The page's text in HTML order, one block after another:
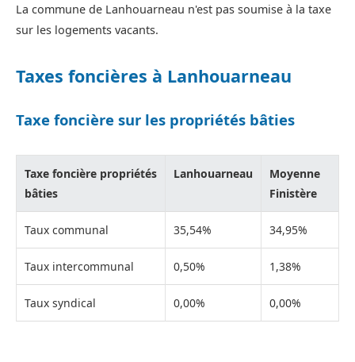
La commune de Lanhouarneau n'est pas soumise à la taxe
sur les logements vacants.
Taxes foncières à Lanhouarneau
Taxe foncière sur les propriétés bâties
Taxe foncière propriétés
bâties
Lanhouarneau
Moyenne
Finistère
Taux communal 35,54% 34,95%
Taux intercommunal 0,50% 1,38%
Taux syndical 0,00% 0,00%